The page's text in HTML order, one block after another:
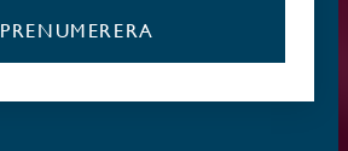
PRENUMERERA